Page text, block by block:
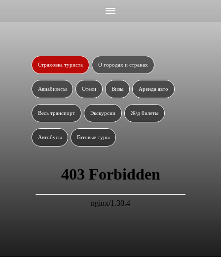
Страховка туриста О городах и странах
Авиабилеты Отели Визы Аренда авто
Весь транспорт Экскурсии Ж/д билеты
Автобусы Готовые туры